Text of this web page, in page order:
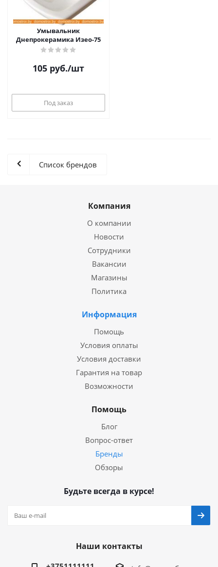
Умывальник
Днепрокерамика Изео-75
105 руб./шт
Под заказ
Список брендов
Компания
О компании
Новости
Сотрудники
Вакансии
Магазины
Политика
Информация
Помощь
Условия оплаты
Условия доставки
Гарантия на товар
Возможности
Помощь
Блог
Вопрос-ответ
Бренды
Обзоры
Будьте всегда в курсе!
Наши контакты